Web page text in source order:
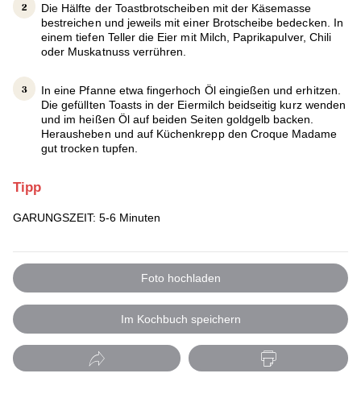
Die Hälfte der Toastbrotscheiben mit der Käsemasse
bestreichen und jeweils mit einer Brotscheibe bedecken. In
einem tiefen Teller die Eier mit Milch, Paprikapulver, Chili
oder Muskatnuss verrühren.
In eine Pfanne etwa fingerhoch Öl eingießen und erhitzen.
Die gefüllten Toasts in der Eiermilch beidseitig kurz wenden
und im heißen Öl auf beiden Seiten goldgelb backen.
Herausheben und auf Küchenkrepp den Croque Madame
gut trocken tupfen.
Tipp
GARUNGSZEIT: 5-6 Minuten
Foto hochladen
Im Kochbuch speichern